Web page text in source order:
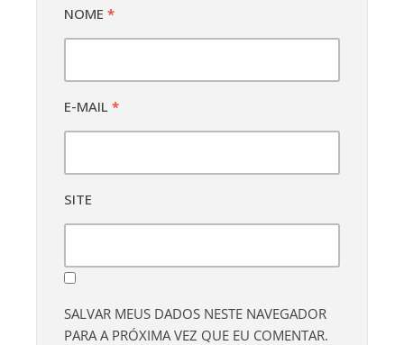
NOME *
E-MAIL *
SITE
SALVAR MEUS DADOS NESTE NAVEGADOR
PARA A PRÓXIMA VEZ QUE EU COMENTAR.